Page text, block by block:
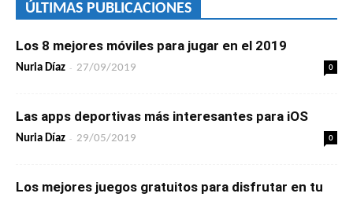
ÚLTIMAS PUBLICACIONES
Los 8 mejores móviles para jugar en el 2019
Nuria Díaz - 27/09/2019 0
Las apps deportivas más interesantes para iOS
Nuria Díaz - 29/05/2019 0
Los mejores juegos gratuitos para disfrutar en tu